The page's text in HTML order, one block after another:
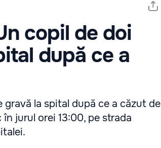
copil de doi
după ce a
la spital după ce a căzut de
jurul orei 13:00, pe strada